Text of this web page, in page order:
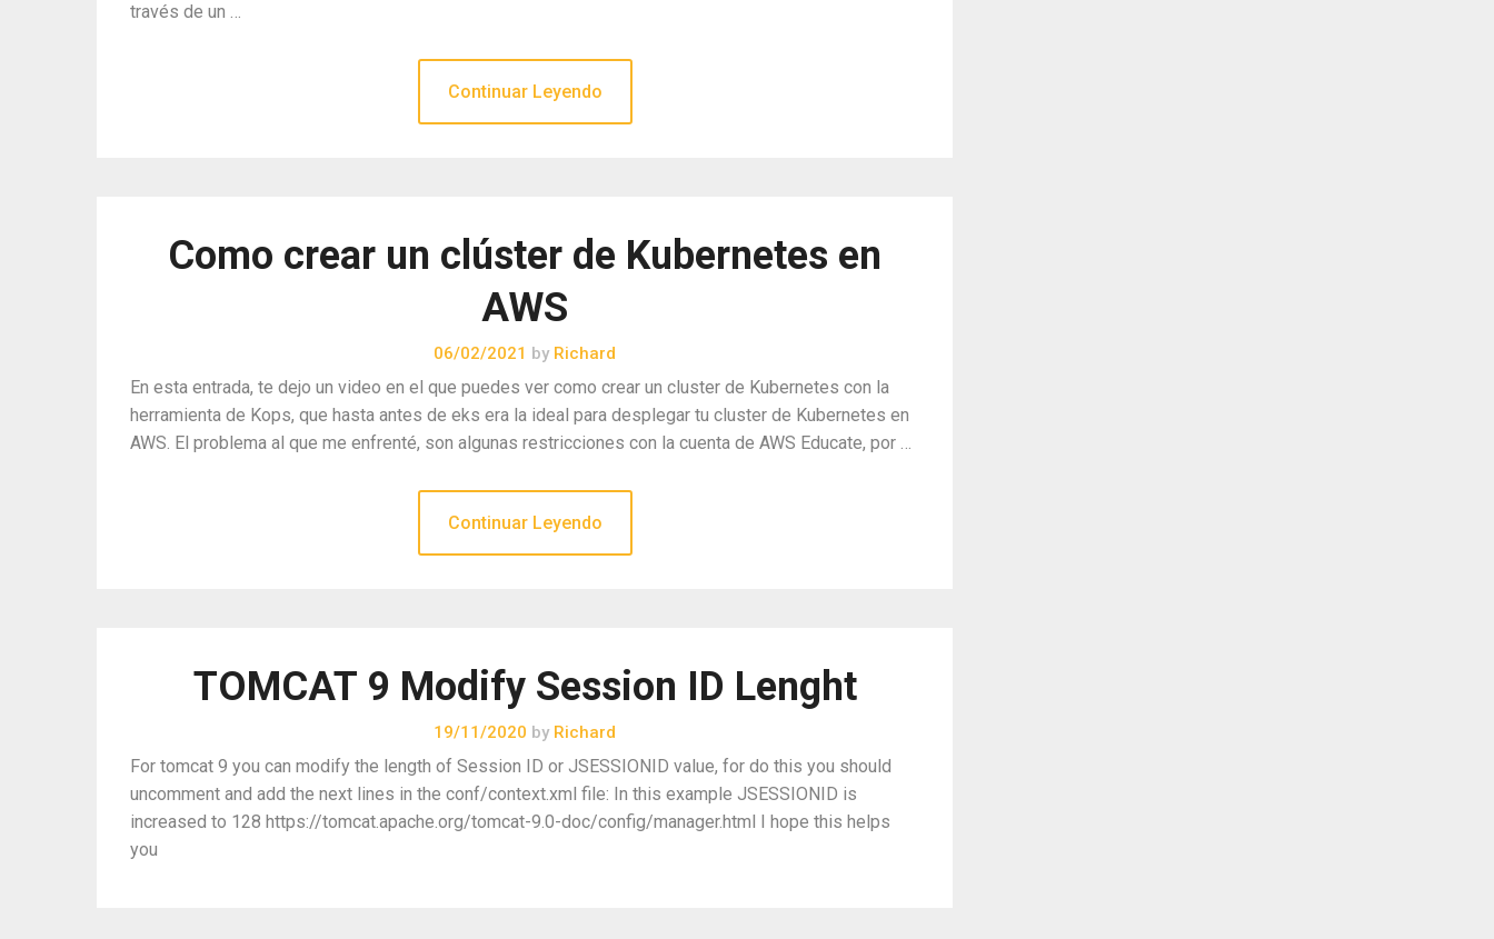
través de un …
Continuar Leyendo
Como crear un clúster de Kubernetes en
AWS
06/02/2021 by Richard
En esta entrada, te dejo un video en el que puedes ver como crear un cluster de Kubernetes con la
herramienta de Kops, que hasta antes de eks era la ideal para desplegar tu cluster de Kubernetes en
AWS. El problema al que me enfrenté, son algunas restricciones con la cuenta de AWS Educate, por …
Continuar Leyendo
TOMCAT 9 Modify Session ID Lenght
19/11/2020 by Richard
For tomcat 9 you can modify the length of Session ID or JSESSIONID value, for do this you should
uncomment and add the next lines in the conf/context.xml file: In this example JSESSIONID is
increased to 128 https://tomcat.apache.org/tomcat-9.0-doc/config/manager.html I hope this helps
you